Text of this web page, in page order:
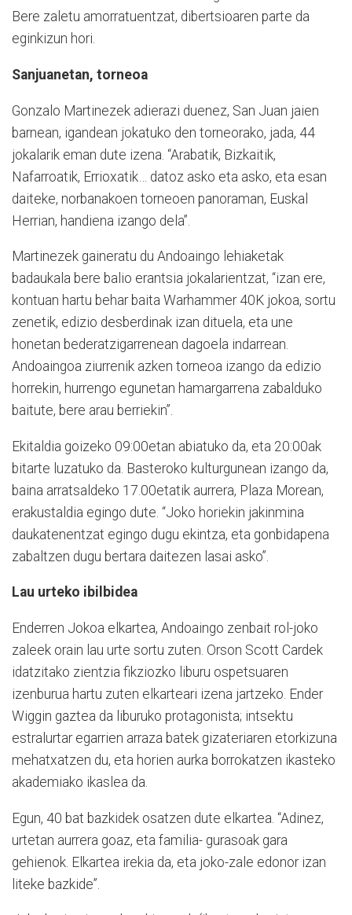
Bere zaletu amorratuentzat, dibertsioaren parte da
eginkizun hori.
Sanjuanetan, torneoa
Gonzalo Martinezek adierazi duenez, San Juan jaien
barnean, igandean jokatuko den torneorako, jada, 44
jokalarik eman dute izena. “Arabatik, Bizkaitik,
Nafarroatik, Errioxatik… datoz asko eta asko, eta esan
daiteke, norbanakoen torneoen panoraman, Euskal
Herrian, handiena izango dela”.
Martinezek gaineratu du Andoaingo lehiaketak
badaukala bere balio erantsia jokalarientzat, “izan ere,
kontuan hartu behar baita Warhammer 40K jokoa, sortu
zenetik, edizio desberdinak izan dituela, eta une
honetan bederatzigarrenean dagoela indarrean.
Andoaingoa ziurrenik azken torneoa izango da edizio
horrekin, hurrengo egunetan hamargarrena zabalduko
baitute, bere arau berriekin”.
Ekitaldia goizeko 09:00etan abiatuko da, eta 20:00ak
bitarte luzatuko da. Basteroko kulturgunean izango da,
baina arratsaldeko 17.00etatik aurrera, Plaza Morean,
erakustaldia egingo dute. “Joko horiekin jakinmina
daukatenentzat egingo dugu ekintza, eta gonbidapena
zabaltzen dugu bertara daitezen lasai asko”.
Lau urteko ibilbidea
Enderren Jokoa elkartea, Andoaingo zenbait rol-joko
zaleek orain lau urte sortu zuten. Orson Scott Cardek
idatzitako zientzia fikziozko liburu ospetsuaren
izenburua hartu zuten elkarteari izena jartzeko. Ender
Wiggin gaztea da liburuko protagonista; intsektu
estralurtar egarrien arraza batek gizateriaren etorkizuna
mehatxatzen du, eta horien aurka borrokatzen ikasteko
akademiako ikaslea da.
Egun, 40 bat bazkidek osatzen dute elkartea. “Adinez,
urtetan aurrera goaz, eta familia- gurasoak gara
gehienok. Elkartea irekia da, eta joko-zale edonor izan
liteke bazkide”.